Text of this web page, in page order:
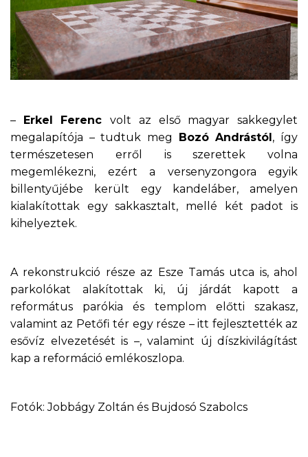
– Erkel Ferencvolt az első magyar sakkegylet
megalapítója – tudtuk meg Bozó Andrástól, így
természetesen erről is szerettek volna
megemlékezni, ezért a versenyzongora egyik
billentyűjébe került egy kandeláber, amelyen
kialakítottak egy sakkasztalt, mellé két padot is
kihelyeztek.
A rekonstrukció része az Esze Tamás utca is, ahol
parkolókat alakítottak ki, új járdát kapott a
református parókia és templom előtti szakasz,
valamint az Petőfi tér egy része – itt fejlesztették az
esővíz elvezetését is –, valamint új díszkivilágítást
kap a reformáció emlékoszlopa.
Fotók: Jobbágy Zoltán és Bujdosó Szabolcs